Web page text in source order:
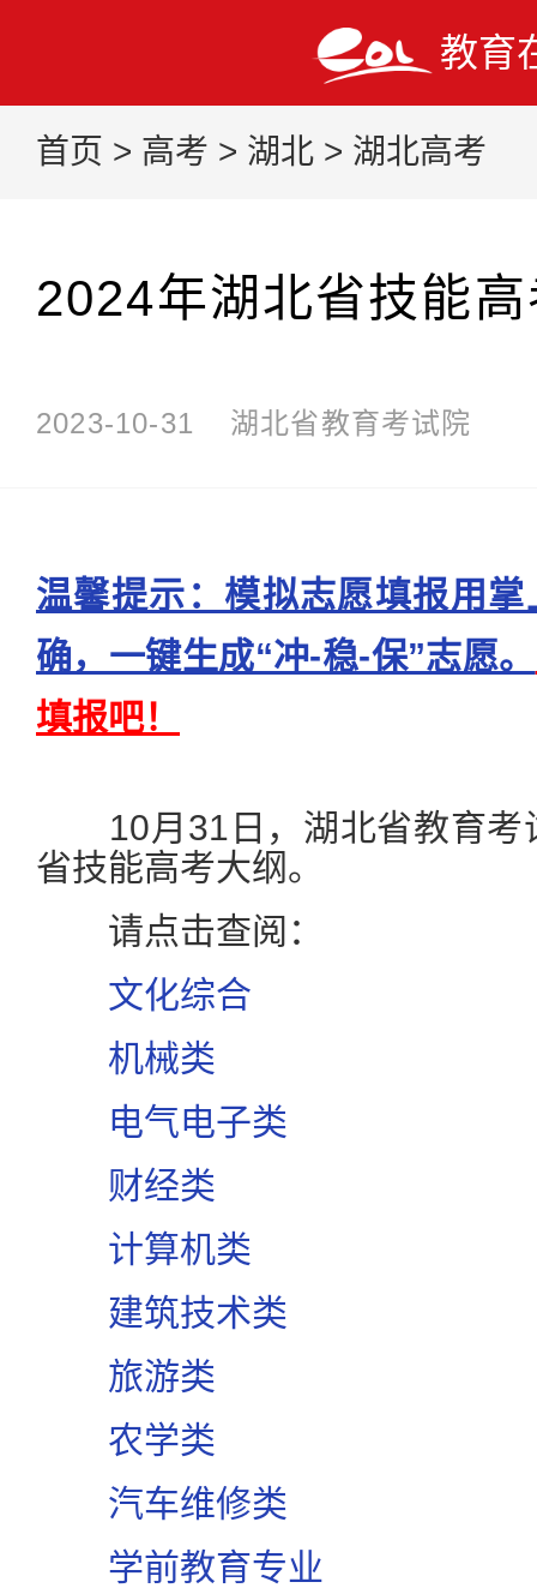
教育
首页 > 高考 > 湖北 > 湖北高考
2024年湖北省技能
2023-10-31 湖北省教育考试院
温馨提示：模拟志愿填报用
确，一键生成“冲-稳-保”志愿。
填报吧！
10月31日，湖北省教育考
省技能高考大纲。
请点击查阅：
文化综合
机械类
电气电子类
财经类
计算机类
建筑技术类
旅游类
农学类
汽车维修类
学前教育专业